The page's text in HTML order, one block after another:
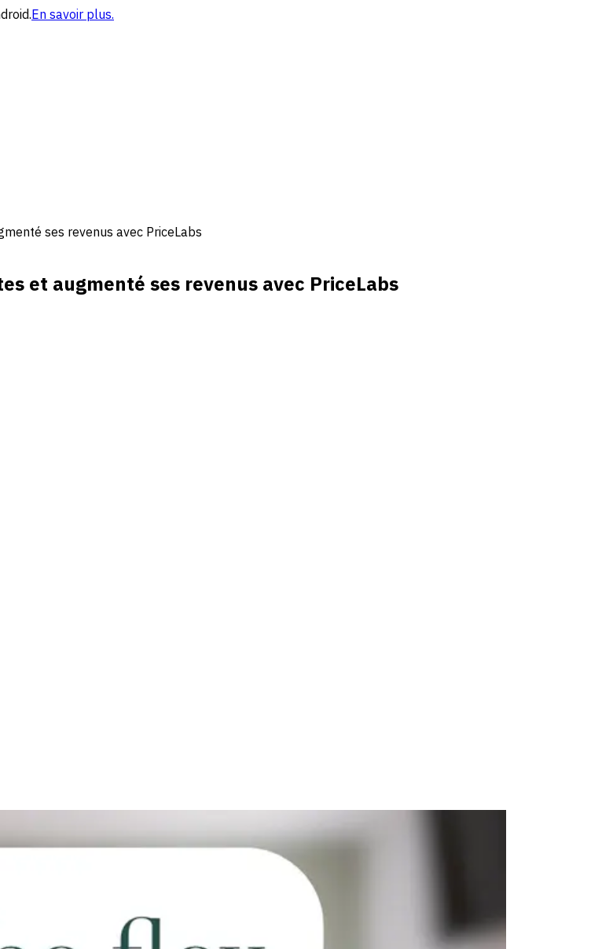
En savoir plus.
ses revenus avec PriceLabs
et augmenté ses revenus avec PriceLabs